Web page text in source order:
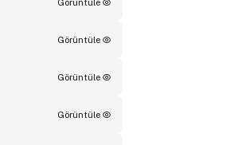
Görüntüle
Görüntüle
Görüntüle